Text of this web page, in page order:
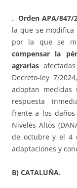
.-Orden APA/847/
la que se modifica
por la que se
compensar la
agrarias
Decreto-ley 7/
adoptan
respuesta
frente a los
Niveles Altos
de octubre y el 4
adaptaciones y
B) CATALUÑA.